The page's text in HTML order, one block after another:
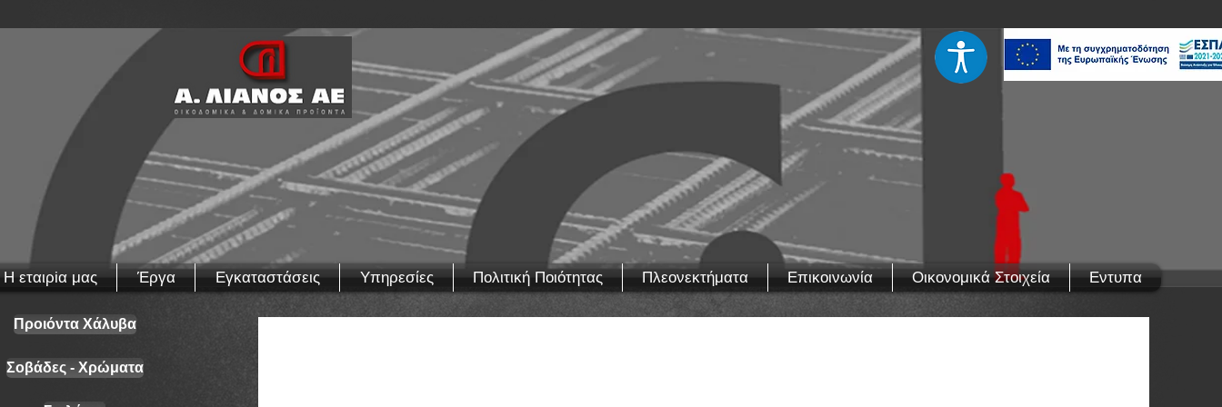
Η εταιρiα μας Έργα Εγκαταστάσεις Υπηρεσίες Πολιτική Ποιότητας Πλεονεκτήματα Επικοινωνία Οικονομικά Στοιχεία Εντυπα
Σοβάδες - Χρώματα
Προιόντα Χάλυβα